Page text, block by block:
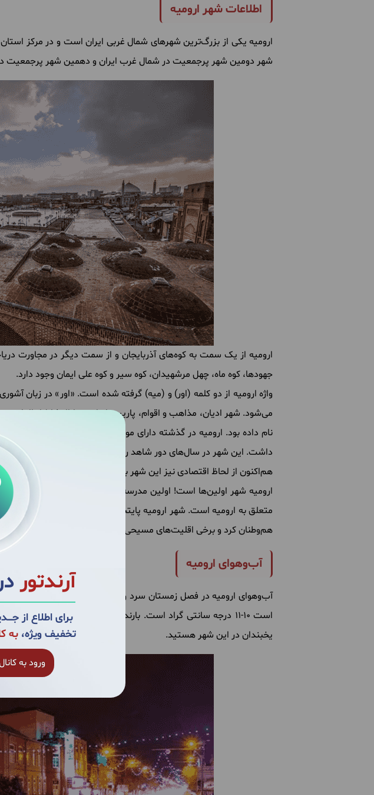
آرندتور
برای اطلاع از
تخفیف ویژه،به
ورود به
اطلاعات شهر ارومیه
ارومیه یکی از بزرگترین شهرهای شمال غربی ایران است و در مرکز استان
شهر دومین شهر پرجمعیت در شمال غرب ایران و دهمین شهر پرجمعیت
ارومیه از یک سمت به کوههای آذربایجان و از سمت دیگر در مجاورت
جهودها، کوه ماه، چهل مرشهیدان، کوه سیر و کوه علی ایمان وجود دارد.
واژه ارومیه از دو کلمه (اور) و (میه) گرفته شده است. «اور» در زبان آشوری
میشود. شهر ادیان، مذاهب و اقوام، پاریسایرانودارالنشاطازالقابی
نام داده بود. ارومیه در گذشته دارای موقعیت
داشت. این شهر در سالهای دور شاهد رویدادهای اشغال
هماکنون از لحاظ اقتصادینیز این شهر بسیار های اروم
ارومیه شهر اولینها است! اولین مدرسه بیمارستان
متعلق به ارومیه است. شهر ارومیه پایتخت دومین
هموطنانکرد و برخی اقلیتهای مسیحی دهند.
آب‌وهوای ارومیه
آبوهوای ارومیه در فصل زمستان سرد و در تابستان
است10-11 درجه سانتی گراد است. بارندگی شهر از ماه آبان شروع
یخبندان در این شهرهستید.